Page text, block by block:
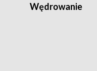
Wędrowanie